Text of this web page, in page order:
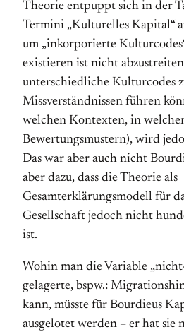
Theorie entpuppt sich in der
Termini „Kulturelles Kapital“
um „inkorporierte
existieren ist nicht
unterschiedliche Kulturcodes
Missverständnissen führen
welchen Kontexten, in
Bewertungsmustern), wird
Das war aber auch nicht
aber dazu, dass die Theorie als
Gesamterklärungsmodell für
Gesellschaft jedoch nicht
ist.
Wohin man die Variable
gelagerte, bspw.:
kann, müsste für Bourdieus
ausgelotet werden – er hat sie